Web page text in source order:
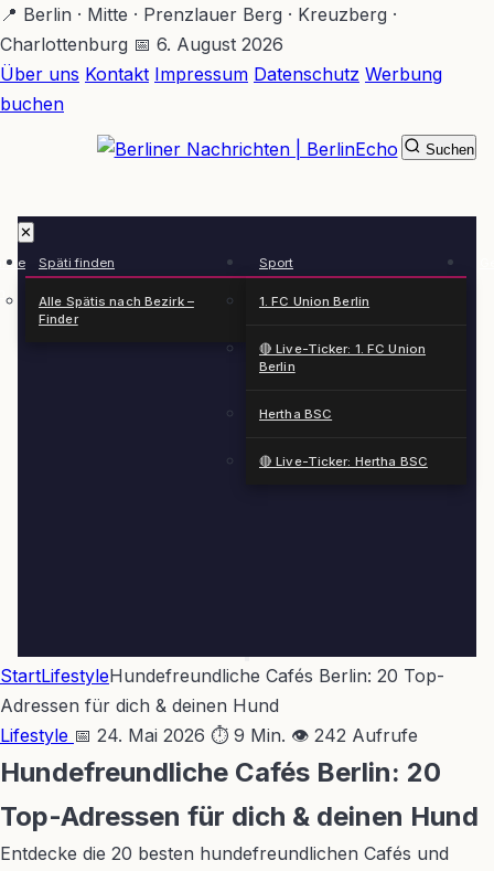
Zum
Hauptinhalt
springen
📍 Berlin · Mitte · Prenzlauer Berg · Kreuzberg ·
Charlottenburg 📅 6. August 2026
Über uns Kontakt Impressum Datenschutz Werbung
buchen
✕
Späti finden
Alle Spätis nach Bezirk –
Finder
Sport
1. FC Union Berlin
🔴 Live-Ticker: 1. FC Union
Berlin
Hertha BSC
🔴 Live-Ticker: Hertha BSC
Suchen
StartLifestyleHundefreundliche Cafés Berlin: 20 Top-
Adressen für dich & deinen Hund
Lifestyle 📅 24. Mai 2026 ⏱ 9 Min. 👁 242 Aufrufe
Hundefreundliche Cafés Berlin: 20
Top-Adressen für dich & deinen Hund
Entdecke die 20 besten hundefreundlichen Cafés und